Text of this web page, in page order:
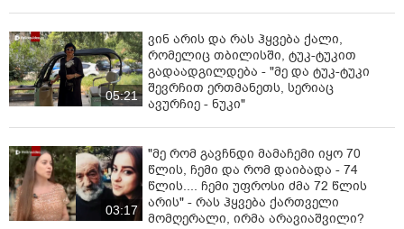
05:21
ვინ არის და რას ჰყვება ქალი,
რომელიც თბილისში, ტუკ-ტუკით
გადაადგილდება - "მე და ტუკ-ტუკი
შევრჩით ერთმანეთს, სერიაც
ავურჩიე - ნუკი"
03:17
"მე რომ გავჩნდი მამაჩემი იყო 70
წლის, ჩემი და რომ დაიბადა - 74
წლის.... ჩემი უფროსი ძმა 72 წლის
არის" - რას ჰყვება ქართველი
მომღერალი, ირმა არავიაშვილი?